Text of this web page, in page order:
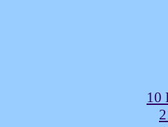
10